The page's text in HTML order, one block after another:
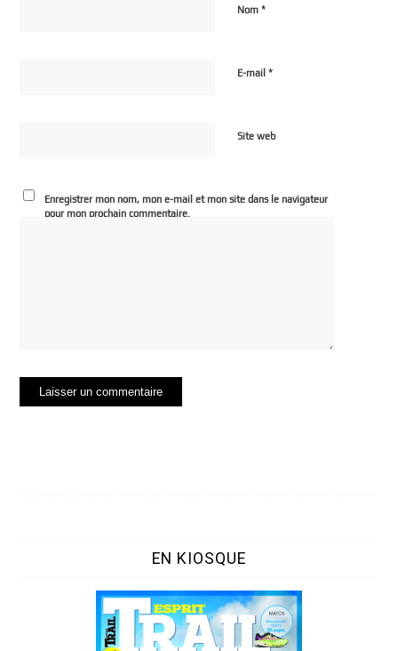
Nom*
E-mail*
Site web
Enregistrer mon nom, mon e-mail et mon site dans le navigateur
pour mon prochain commentaire.
EN KIOSQUE